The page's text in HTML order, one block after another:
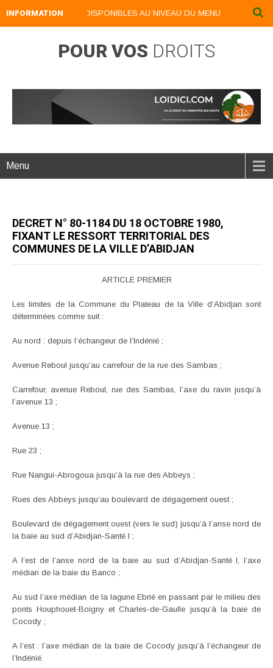
INFORMATION
NUMERIQUES DISPONIBLES AU NIVEAU DU MENU ...NOS LIVRES
POUR VOS DROITS
Menu
DECRET N° 80-1184 DU 18 OCTOBRE 1980,
FIXANT LE RESSORT TERRITORIAL DES
COMMUNES DE LA VILLE D’ABIDJAN
ARTICLE PREMIER
Les limites de la Commune du Plateau de la Ville d’Abidjan sont
déterminées comme suit :
Au nord : depuis l’échangeur de l’Indénié ;
Avenue Reboul jusqu’au carrefour de la rue des Sambas ;
Carrefour, avenue Reboul, rue des Sambas, l’axe du ravin jusqu’à
l’avenue 13 ;
Avenue 13 ;
Rue 23 ;
Rue Nangui-Abrogoua jusqu’à la rue des Abbeys ;
Rues des Abbeys jusqu’au boulevard de dégagement ouest ;
Boulevard de dégagement ouest (vers le sud) jusqu’à l’anse nord de
la baie au sud d’Abidjan-Santé I ;
A l’est de l’anse nord de la baie au sud d’Abidjan-Santé I, l’axe
médian de la baie du Banco ;
Au sud l’axe médian de la lagune Ebrié en passant par le milieu des
ponts Houphouet-Boigny et Charles-de-Gaulle jusqu’à la baie de
Cocody ;
A l’est : l’axe médian de la baie de Cocody jusqu’à l’échangeur de
l’Indénié.